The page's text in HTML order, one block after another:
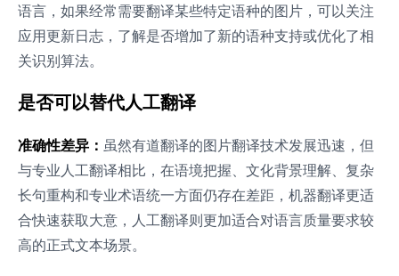
语言，如果经常需要翻译某些特定语种的图片，可以关注
应用更新日志，了解是否增加了新的语种支持或优化了相
关识别算法。
是否可以替代人工翻译
准确性差异： 虽然有道翻译的图片翻译技术发展迅速，但
与专业人工翻译相比，在语境把握、文化背景理解、复杂
长句重构和专业术语统一方面仍存在差距，机器翻译更适
合快速获取大意，人工翻译则更加适合对语言质量要求较
高的正式文本场景。